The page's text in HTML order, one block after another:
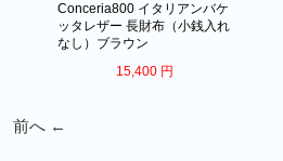
Conceria800 イタリアンバケ
ッタレザー 長財布（小銭入れ
なし）ブラウン
15,400 円
前へ